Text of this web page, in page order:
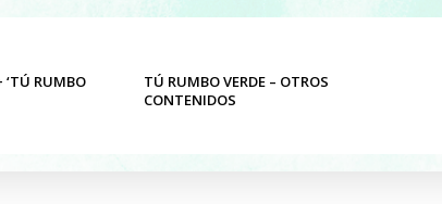
‘TÚ RUMBO
TÚ RUMBO VERDE – OTROS
CONTENIDOS